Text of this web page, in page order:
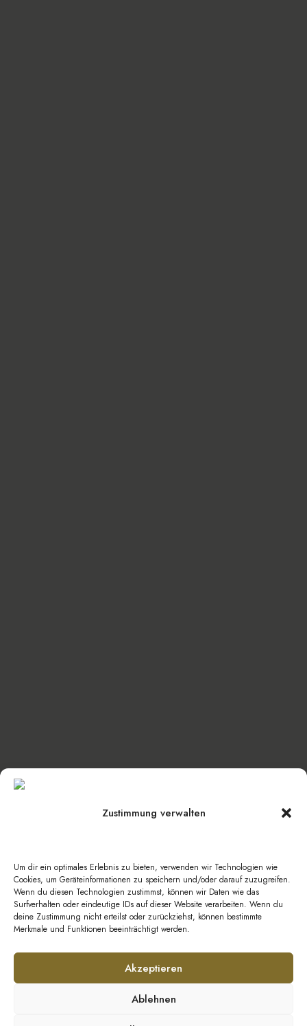
Zustimmung verwalten
Um dir ein optimales Erlebnis zu bieten, verwenden wir Technologien wie
Cookies, um Geräteinformationen zu speichern und/oder darauf zuzugreifen.
Wenn du diesen Technologien zustimmst, können wir Daten wie das
Surfverhalten oder eindeutige IDs auf dieser Website verarbeiten. Wenn du
deine Zustimmung nicht erteilst oder zurückziehst, können bestimmte
Merkmale und Funktionen beeinträchtigt werden.
Akzeptieren
Ablehnen
AGB Hotel| AGB Veranstaltungen|AGB
Catering
© Copyright 2026 GeestEvents UG & Co. KG